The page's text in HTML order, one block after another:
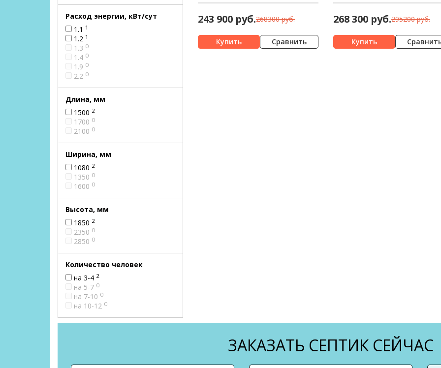
Расход энергии, кВт/сут
1.1 1
1.2 1
1.3 0
1.4 0
1.9 0
2.2 0
Длина, мм
1500 2
1700 0
2100 0
Ширина, мм
1080 2
1350 0
1600 0
Высота, мм
1850 2
2350 0
2850 0
Количество человек
на 3-4 2
на 5-7 0
на 7-10 0
на 10-12 0
243 900 руб.268300 руб.
Сравнить
268 300 руб.295200 руб.
ЗАКАЗАТЬ СЕПТИК СЕЙЧАС